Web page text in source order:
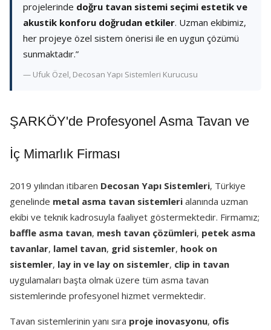
projelerinde doğru tavan sistemi seçimi estetik ve
akustik konforu doğrudan etkiler. Uzman ekibimiz,
her projeye özel sistem önerisi ile en uygun çözümü
sunmaktadır.”
— Ufuk Özel, Decosan Yapı Sistemleri Kurucusu
ŞARKÖY'de Profesyonel Asma Tavan ve
İç Mimarlık Firması
2019 yılından itibaren Decosan Yapı Sistemleri, Türkiye
genelinde metal asma tavan sistemleri alanında uzman
ekibi ve teknik kadrosuyla faaliyet göstermektedir. Firmamız;
baffle asma tavan, mesh tavan çözümleri, petek asma
tavanlar, lamel tavan, grid sistemler, hook on
sistemler, lay in ve lay on sistemler, clip in tavan
uygulamaları başta olmak üzere tüm asma tavan
sistemlerinde profesyonel hizmet vermektedir.
Tavan sistemlerinin yanı sıra proje inovasyonu, ofis